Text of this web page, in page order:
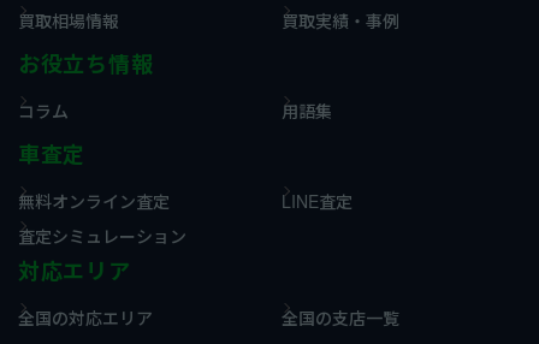
買取相場情報
買取実績・事例
お役立ち情報
コラム 用語集
車査定
無料オンライン査定
LINE査定
査定シミュレーション
対応エリア
全国の対応エリア 全国の支店一覧